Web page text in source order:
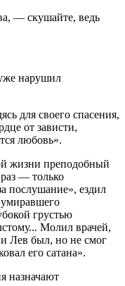
— скушайте, ведь
нарушил
для своего спасения,
от зависти,
любовь».
жизни преподобный
— только
послушание», ездил
грустью
Молил врачей,
Лев был, но не смог
его сатана».
назначают